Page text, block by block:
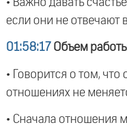
если они не отвечают
01:58:17 Объем
• Говорится о том,
отношениях не
• Сначала отношения